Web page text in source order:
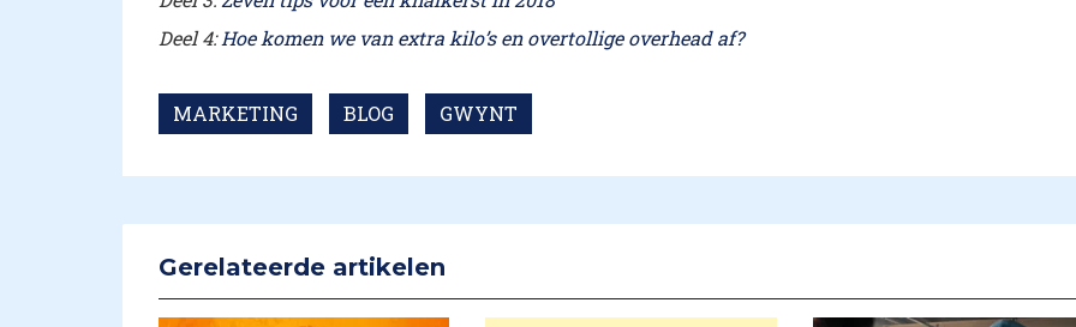
Deel 4:Hoe komen we van extra kilo’s en overtollige overhead af?
MARKETING BLOG GWYNT
Gerelateerde artikelen